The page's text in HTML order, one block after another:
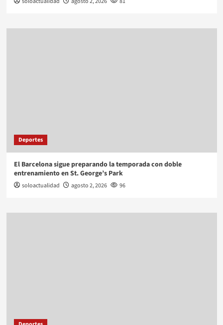
Deportes
El Barcelona sigue preparando la temporada con doble
entrenamiento en St. George’s Park
soloactualidad agosto 2, 2026 96